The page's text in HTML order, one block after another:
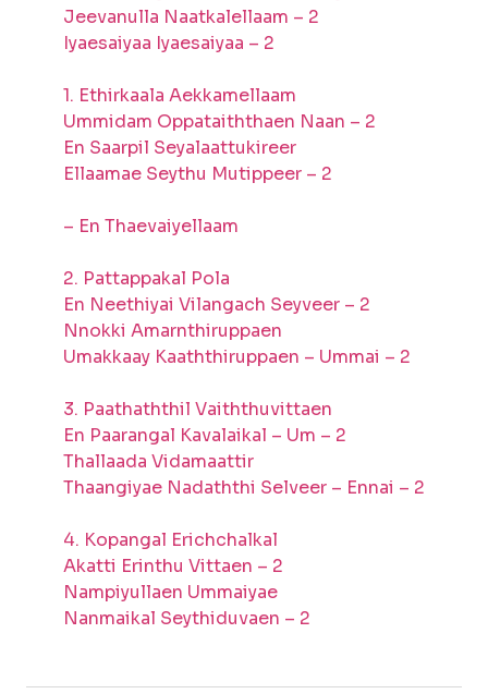
Jeevanulla Naatkalellaam – 2
Iyaesaiyaa Iyaesaiyaa – 2
1. Ethirkaala Aekkamellaam
Ummidam Oppataiththaen Naan – 2
En Saarpil Seyalaattukireer
Ellaamae Seythu Mutippeer – 2
– En Thaevaiyellaam
2. Pattappakal Pola
En Neethiyai Vilangach Seyveer – 2
Nnokki Amarnthiruppaen
Umakkaay Kaaththiruppaen – Ummai – 2
3. Paathaththil Vaiththuvittaen
En Paarangal Kavalaikal – Um – 2
Thallaada Vidamaattir
Thaangiyae Nadaththi Selveer – Ennai – 2
4. Kopangal Erichchalkal
Akatti Erinthu Vittaen – 2
Nampiyullaen Ummaiyae
Nanmaikal Seythiduvaen – 2